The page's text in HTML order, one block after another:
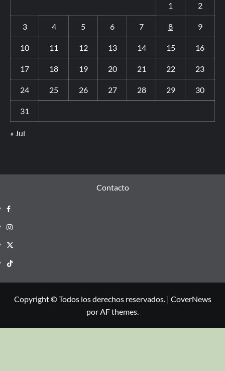
1 2
3 4 5 6 7 8 9
10 11 12 13 14 15 16
17 18 19 20 21 22 23
24 25 26 27 28 29 30
31
« Jul
Contacto
Copyright © Todos los derechos reservados. | CoverNews
por AF themes.